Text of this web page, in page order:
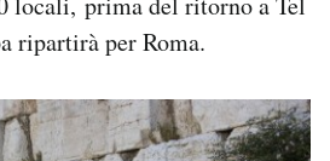
ripartirà per Roma.